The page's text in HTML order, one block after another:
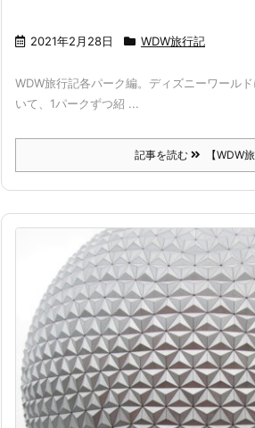
2021年2月28日 WDW旅行記
WDW旅行記各パーク編。ディズニーワール
いて、1パークずつ紹 ...
記事を読む 【WDW